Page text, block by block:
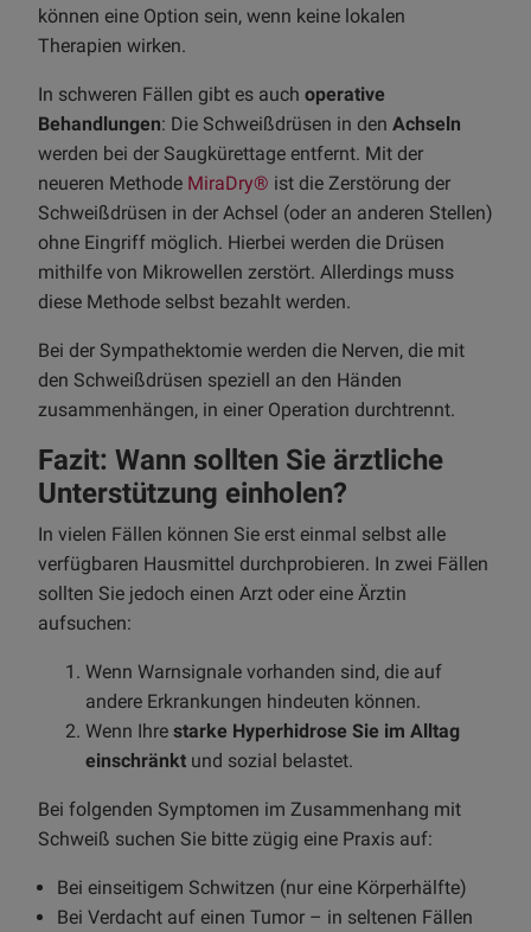
können eine Option sein, wenn keine lokalen
Therapien wirken.
In schweren Fällen gibt es auch operative
Behandlungen: Die Schweißdrüsen in den Achseln
werden bei der Saugkürettage entfernt. Mit der
neueren Methode MiraDry® ist die Zerstörung der
Schweißdrüsen in der Achsel (oder an anderen Stellen)
ohne Eingriff möglich. Hierbei werden die Drüsen
mithilfe von Mikrowellen zerstört. Allerdings muss
diese Methode selbst bezahlt werden.
Bei der Sympathektomie werden die Nerven, die mit
den Schweißdrüsen speziell an den Händen
zusammenhängen, in einer Operation durchtrennt.
Fazit: Wann sollten Sie ärztliche
Unterstützung einholen?
In vielen Fällen können Sie erst einmal selbst alle
verfügbaren Hausmittel durchprobieren. In zwei Fällen
sollten Sie jedoch einen Arzt oder eine Ärztin
aufsuchen:
Wenn Warnsignale vorhanden sind, die auf
andere Erkrankungen hindeuten können.
Wenn Ihre starke Hyperhidrose Sie im Alltag
einschränkt und sozial belastet.
Bei folgenden Symptomen im Zusammenhang mit
Schweiß suchen Sie bitte zügig eine Praxis auf:
Bei einseitigem Schwitzen (nur eine Körperhälfte)
Bei Verdacht auf einen Tumor – in seltenen Fällen